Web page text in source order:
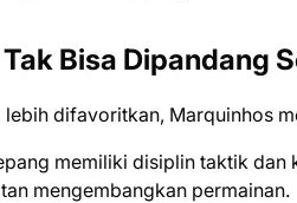
Bisa Dipandang
lebih difavoritkan, Marquinhos
memiliki disiplin taktik
mengembangkan permainan.